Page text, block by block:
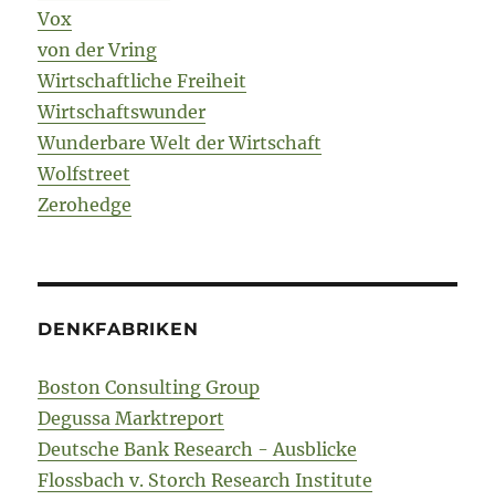
Vox
von der Vring
Wirtschaftliche Freiheit
Wirtschaftswunder
Wunderbare Welt der Wirtschaft
Wolfstreet
Zerohedge
DENKFABRIKEN
Boston Consulting Group
Degussa Marktreport
Deutsche Bank Research - Ausblicke
Flossbach v. Storch Research Institute